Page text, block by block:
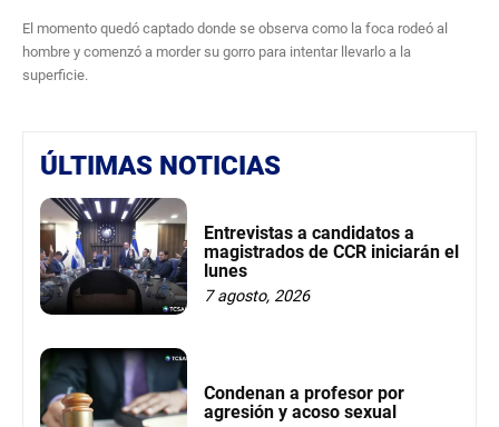
El momento quedó captado donde se observa como la foca rodeó al
hombre y comenzó a morder su gorro para intentar llevarlo a la
superficie.
ÚLTIMAS NOTICIAS
Entrevistas a candidatos a
magistrados de CCR iniciarán el
lunes
7 agosto, 2026
Condenan a profesor por
agresión y acoso sexual